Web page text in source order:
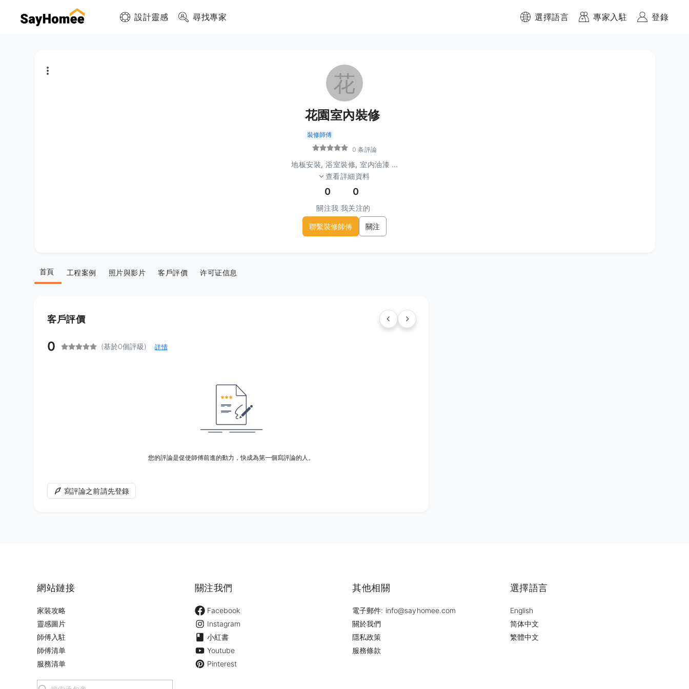
設計靈感 尋找專家 選擇語言 專家入駐 登錄
花
花園室內裝修
裝修師傅
0 条評論
地板安裝, 浴室裝修, 室内油漆 ...
查看詳細資料
0
關注我
0
我关注的
聯繫裝修師傅 關注
首頁 工程案例 照片與影片 客戶評價 许可证信息
客戶評價
0 (基於0個評級) 詳情
您的評論是促使師傅前進的動力，快成為第一個寫評論的人。
寫評論之前請先登錄
網站鏈接
家裝攻略
靈感圖片
師傅入駐
師傅清单
服務清单
關注我們
Facebook
Instagram
小紅書
Youtube
Pinterest
其他相關
電子郵件: info@sayhomee.com
關於我們
隱私政策
服務條款
選擇語言
English
简体中文
繁體中文